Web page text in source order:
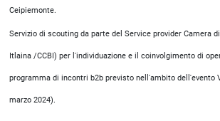
Ceipiemonte.
Servizio di scouting da parte del Service provider Camera
Itlaina /CCBI) per l'individuazione e il coinvolgimento di
programma di incontri b2b previsto nell'ambito dell'evento
marzo 2024).